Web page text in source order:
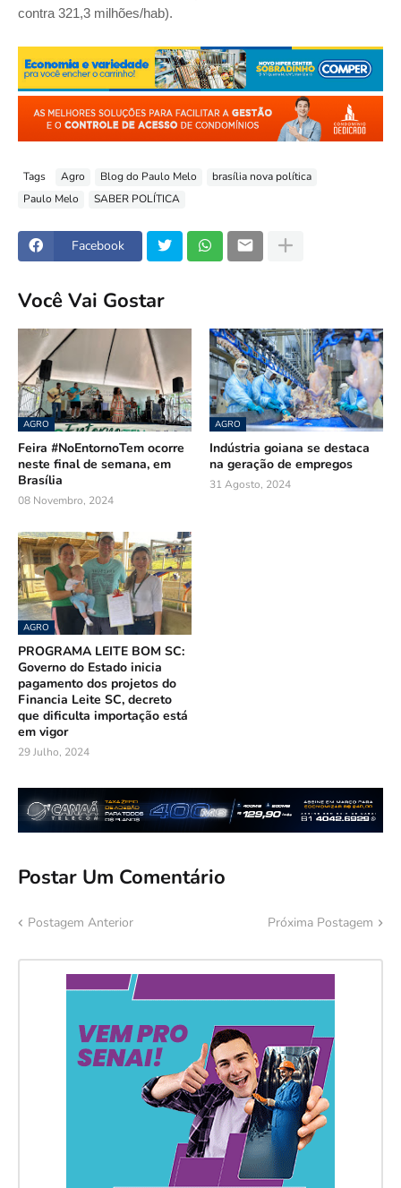
contra 321,3 milhões/hab).
Tags Agro Blog do Paulo Melo
brasília nova política
Paulo Melo
SABER POLÍTICA
Facebook
Você Vai Gostar
AGRO
Feira #NoEntornoTem ocorre
neste final de semana, em
Brasília
08 Novembro, 2024
AGRO
Indústria goiana se destaca
na geração de empregos
31 Agosto, 2024
AGRO
PROGRAMA LEITE BOM SC:
Governo do Estado inicia
pagamento dos projetos do
Financia Leite SC, decreto
que dificulta importação está
em vigor
29 Julho, 2024
Postar Um Comentário
Postagem Anterior Próxima Postagem